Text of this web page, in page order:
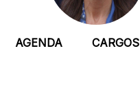
AGENDA CARGOS